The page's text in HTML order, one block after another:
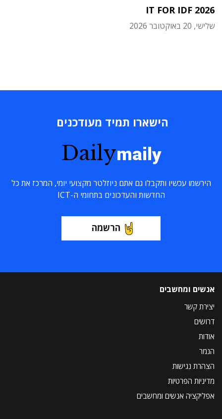
IT FOR IDF 2026
שלישי, 20 באוקטובר 2026
הישארו תמיד מעודכנים
Dailymaily
הירשמו עכשיו ותקבלו גם אתם ניוזלטר מקצועי יומי, המרכז את כל
החדשות והעדכונים בתחומי ה-ICT
הרשמה
אנשים ומחשבים
יצירת קשר
דרושים
אודות
הנמר
הצהרת נגישות
מדיניות הפרטיות
אפליקציה אנשים ומחשבים